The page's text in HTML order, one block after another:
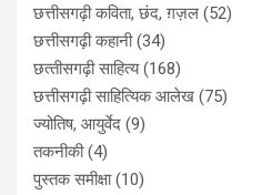
छत्तीसगढ़ी कविता, छंद, ग़ज़ल (52)
छत्तीसगढ़ी कहानी(34)
छत्‍तीसगढ़ी साहित्‍य(168)
छत्तीसगढ़ी साहित्यिक आलेख (75)
ज्योतिष, आयुर्वेद (9)
तकनीकी(4)
पुस्‍तक समीक्षा(10)